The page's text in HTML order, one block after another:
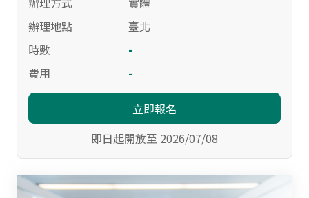
辦理地點
臺北
時數
-
費用 -
立即報名
即日起開放至 2026/07/08